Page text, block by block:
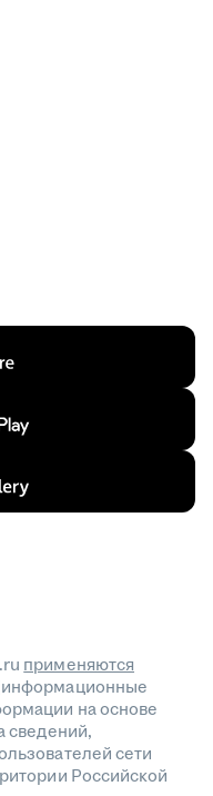
применяются
на основе
сведений,
сети
Российской